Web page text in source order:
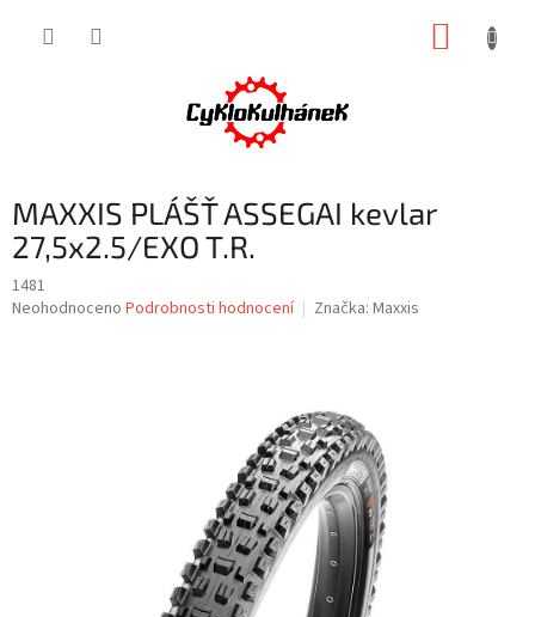
MAXXIS PLÁŠŤ ASSEGAI kevlar
27,5x2.5/EXO T.R.
1481
Průměrné
Neohodnoceno Podrobnosti hodnocení Značka: Maxxis